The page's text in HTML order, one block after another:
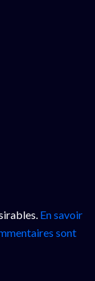
En savoir
sont